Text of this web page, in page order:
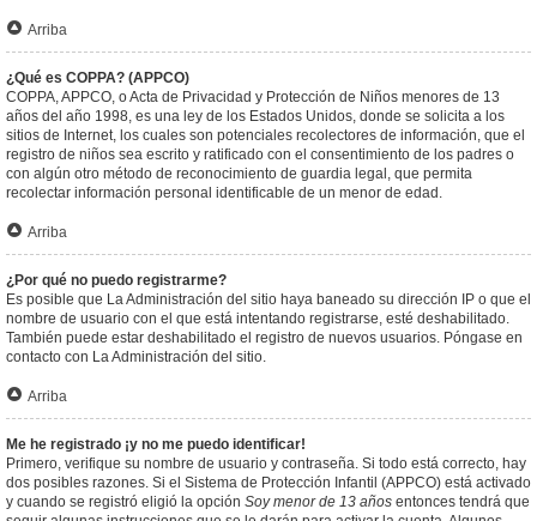
Arriba
¿Qué es COPPA? (APPCO)
COPPA, APPCO, o Acta de Privacidad y Protección de Niños menores de 13
años del año 1998, es una ley de los Estados Unidos, donde se solicita a los
sitios de Internet, los cuales son potenciales recolectores de información, que el
registro de niños sea escrito y ratificado con el consentimiento de los padres o
con algún otro método de reconocimiento de guardia legal, que permita
recolectar información personal identificable de un menor de edad.
Arriba
¿Por qué no puedo registrarme?
Es posible que La Administración del sitio haya baneado su dirección IP o que el
nombre de usuario con el que está intentando registrarse, esté deshabilitado.
También puede estar deshabilitado el registro de nuevos usuarios. Póngase en
contacto con La Administración del sitio.
Arriba
Me he registrado ¡y no me puedo identificar!
Primero, verifique su nombre de usuario y contraseña. Si todo está correcto, hay
dos posibles razones. Si el Sistema de Protección Infantil (APPCO) está activado
y cuando se registró eligió la opción Soy menor de 13 años entonces tendrá que